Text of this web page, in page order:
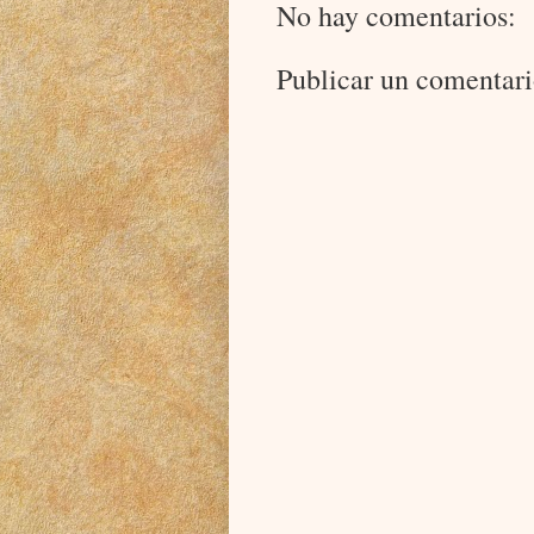
No hay comentarios:
Publicar un